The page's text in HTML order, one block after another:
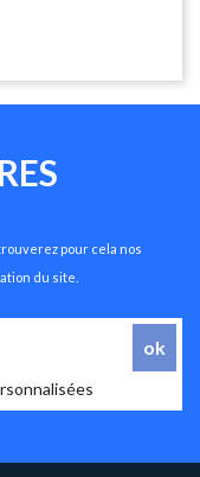
pour cela nos
du site.